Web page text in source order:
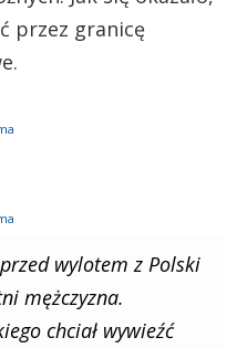
przez granicę
wylotem z Polski
mężczyzna.
chciał wywieźć